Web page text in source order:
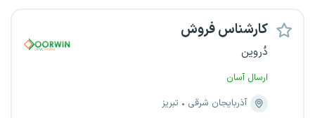
کارشناس فروش
دُروین
ارسال آسان
آذربایجان شرقی
تبریز